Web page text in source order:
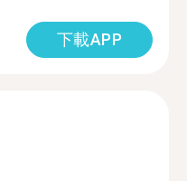
下載APP